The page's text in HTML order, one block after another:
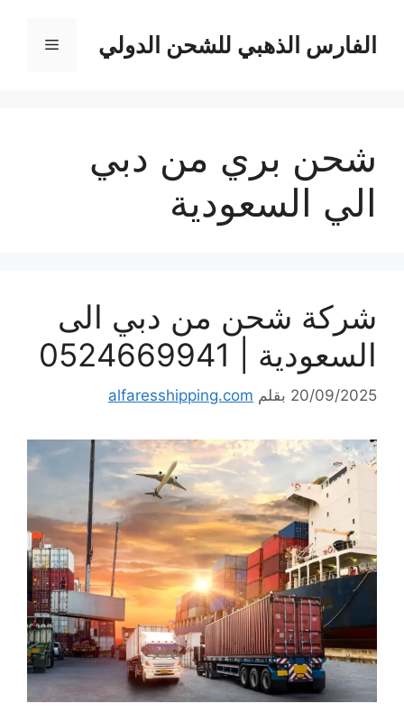
المحتوىالفارس الذهبي للشحن الدولي القائمة
شحن بري من دبي
الي السعودية
شركة شحن من دبي الى
السعودية | 0524669941
20/09/2025 بقلم alfaresshipping.com